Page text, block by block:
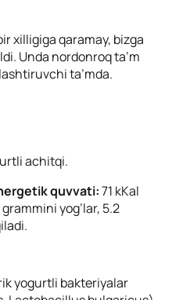
xilligiga qaramay, bizga
Unda nordonroq ta’m
ta’mda.
achitqi.
quvvati:71 kKal
yog’lar, 5.2
yogurtli bakteriyalar